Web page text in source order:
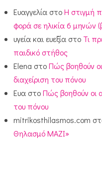
Ευαγγελία στοΗ στιγμή
φορά σε ηλικία 6 μηνών
υγεία και ευεξία στο Τι
παιδικό στήθος
Elena στοΠώς βοηθούν
διαχείριση του πόνου
Ευα στοΠώς βοηθούν οι
του πόνου
mitrikosthilasmos.com
Θηλασμό ΜΑΖΙ»